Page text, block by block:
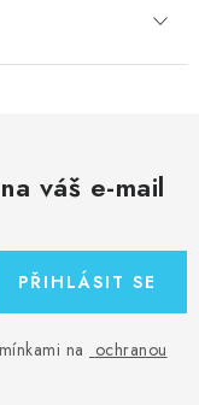
váš e-mail
na ochranou
PŘIHLÁSIT SE